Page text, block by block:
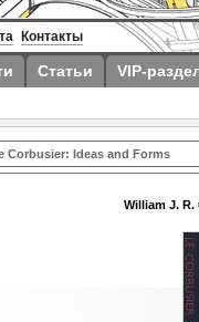
Контакты
Статьи VIP-
Corbusier: Ideas and Forms
William J.